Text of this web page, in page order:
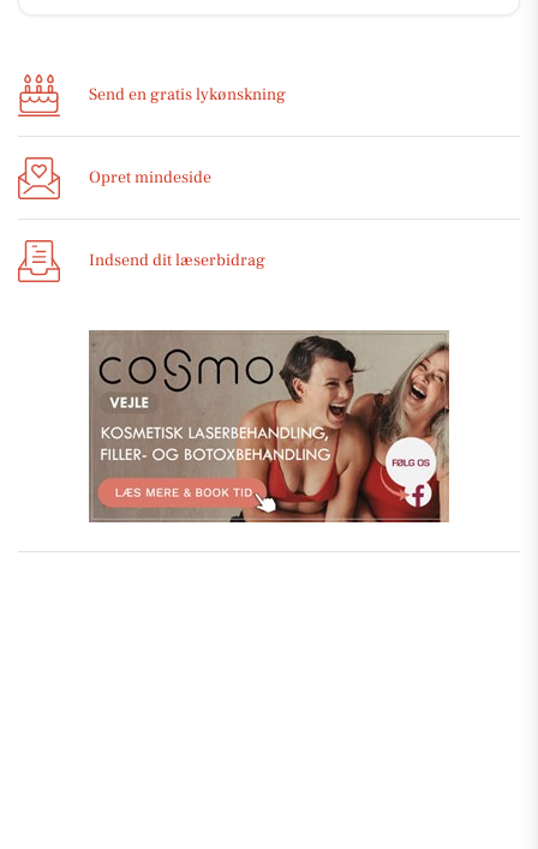
Send en gratis lykønskning
Opret mindeside
Indsend dit læserbidrag